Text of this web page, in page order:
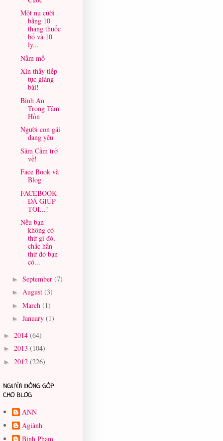
Một nụ cười
bằng 10
thang thuốc
bổ và 10
ly...
Nấm mồ
Xin thầy tiếp
tục giảng
bài!
Bình An
Trong Tâm
Hồn
Người con gái
đang yêu
Sâm Cầm trở
về!
Face Book và
Blog
FACEBOOK
ĐÃ GIÚP
TÔI...!
Nếu bạn
không có
thứ gì đó,
chắc hẳn
thứ đó bạn
có...
► September (7)
► August (3)
► March (1)
► January (1)
► 2014 (64)
► 2013 (104)
► 2012 (226)
NGƯỜI ĐÓNG GÓP
CHO BLOG
ANN
Agiành
Binh Pham